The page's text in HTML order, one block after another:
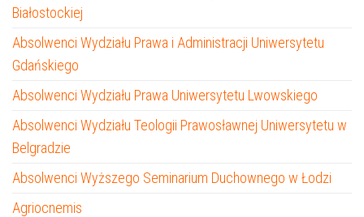
Białostockiej
Absolwenci Wydziału Prawa i Administracji Uniwersytetu
Gdańskiego
Absolwenci Wydziału Prawa Uniwersytetu Lwowskiego
Absolwenci Wydziału Teologii Prawosławnej Uniwersytetu w
Belgradzie
Absolwenci Wyższego Seminarium Duchownego w Łodzi
Agriocnemis